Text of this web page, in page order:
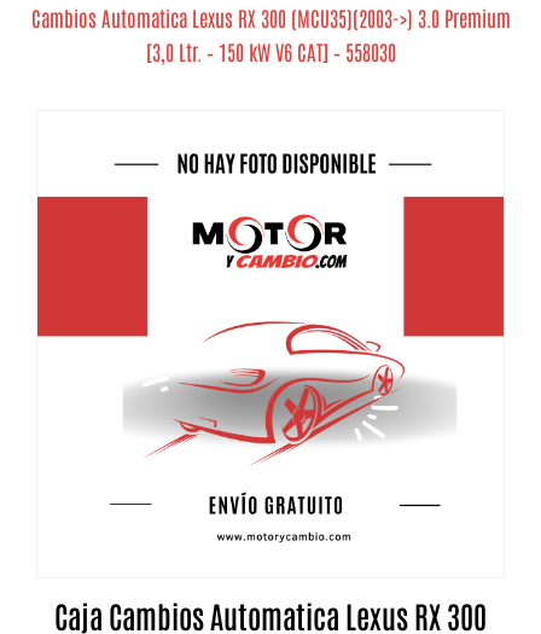
Cambios Automatica Lexus RX 300 (MCU35)(2003->) 3.0 Premium
[3,0 Ltr. – 150 kW V6 CAT] – 558030
Caja Cambios Automatica Lexus RX 300